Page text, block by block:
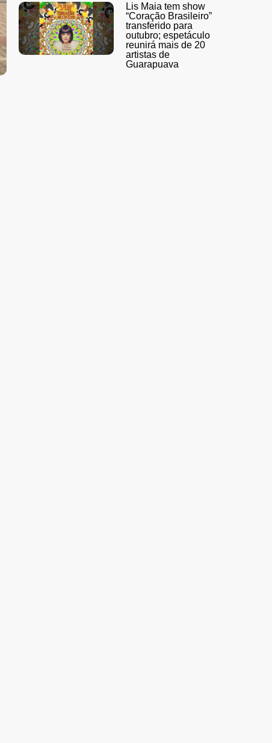
Lis Maia tem show
“Coração Brasileiro”
transferido para
outubro; espetáculo
reunirá mais de 20
artistas de
Guarapuava